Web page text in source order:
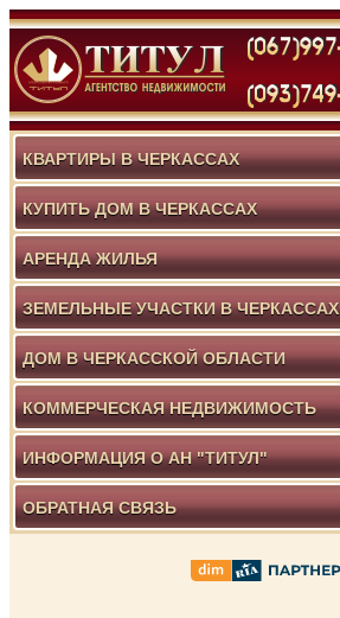
КВАРТИРЫ В ЧЕРКАССАХ
КУПИТЬ ДОМ В ЧЕРКАССАХ
АРЕНДА ЖИЛЬЯ
ЗЕМЕЛЬНЫЕ УЧАСТКИ В ЧЕРКАССАХ
ДОМ В ЧЕРКАССКОЙ ОБЛАСТИ
КОММЕРЧЕСКАЯ НЕДВИЖИМОСТЬ
ИНФОРМАЦИЯ О АН "ТИТУЛ"
ОБРАТНАЯ СВЯЗЬ